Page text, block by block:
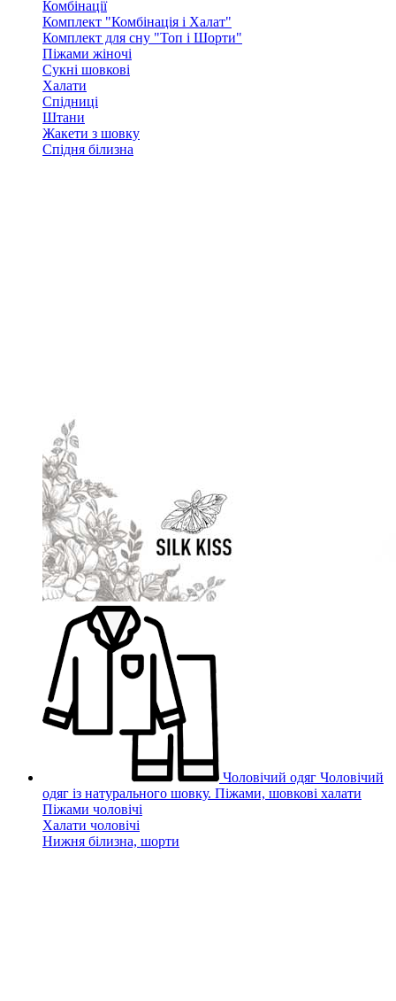
Комбінації
Комплект "Комбінація і Халат"
Комплект для сну "Топ і Шорти"
Піжами жіночі
Сукні шовкові
Халати
Спідниці
Штани
Жакети з шовку
Спідня білизна
Чоловічий одяг Чоловічий
одяг із натурального шовку. Піжами, шовкові халати
Піжами чоловічі
Халати чоловічі
Нижня білизна, шорти